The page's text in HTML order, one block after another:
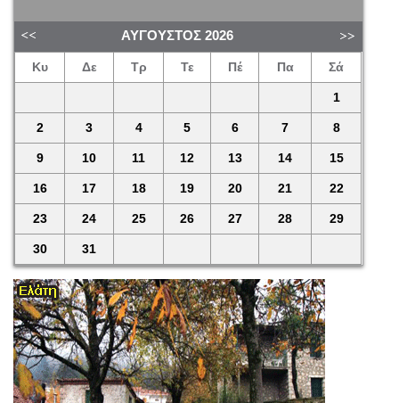
ΑΎΓΟΥΣΤΟΣ 2026
Κυ Δε Τρ Τε Πέ Πα Σά
1
2 3 4 5 6 7 8
9 10 11 12 13 14 15
16 17 18 19 20 21 22
23 24 25 26 27 28 29
30 31